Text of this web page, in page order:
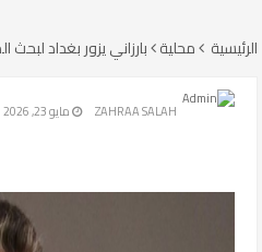
الرئيسية محلية بارزاني يزور بغداد لبحث
ZAHRAA SALAH مايو 23, 2026